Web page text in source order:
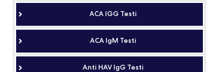
ACA IGG Testi
ACA IgM Testi
Anti HAV IgG Testi